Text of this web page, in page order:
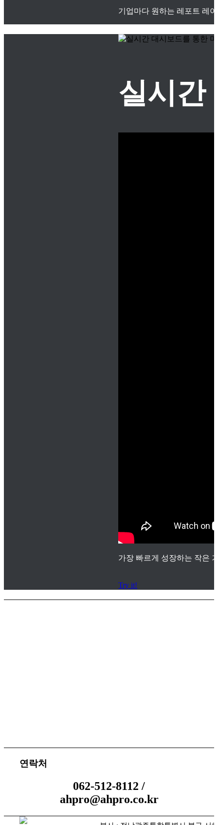
기업마다 원하는 레포트 레
실시간
가장 빠르게 성장하는 작은
Try it!
연락처
062-512-8112 /
ahpro@ahpro.co.kr